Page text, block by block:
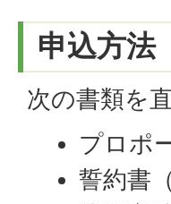
申込方法
次の書類を
プロポ
誓約書